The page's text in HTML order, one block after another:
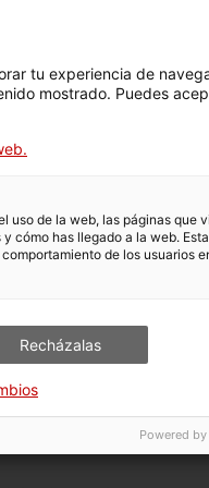
en metálico,
Depósitos. Hay que
pérdida de
en el tablero de
la Generalitat.
del resguardo, sin
emite el
tu experiencia de
mostrado. Puedes
uso de la web, las páginas que
cómo has llegado a la web. Esta
de los usuarios
Recházalas
Powered by